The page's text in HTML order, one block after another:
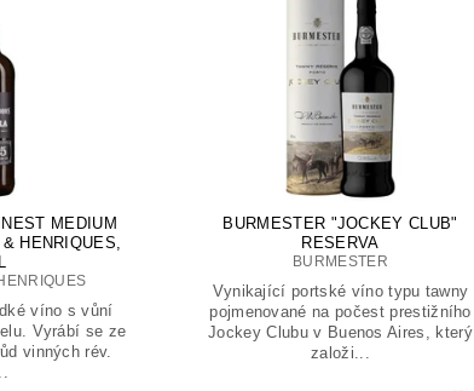
MEDIUM
HENRIQUES,
víno s vůní
Vyrábí se ze
vinných rév.
BURMESTER "JOCKEY CLUB"
RESERVA
BURMESTER
Vynikající portské víno typu tawny
pojmenované na počest prestižního
Jockey Clubu v Buenos Aires, který
založi...